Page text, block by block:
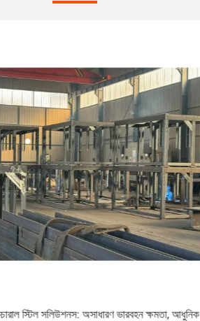
স্টিল সলিউশনস: অসাধারণ ভারবহন ক্ষমতা, আধুনিক